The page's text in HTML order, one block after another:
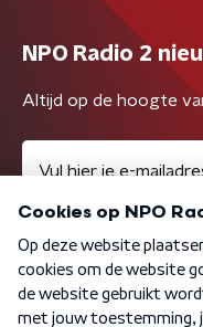
NPO Radio 2
Altijd op de hoogte
Algemene